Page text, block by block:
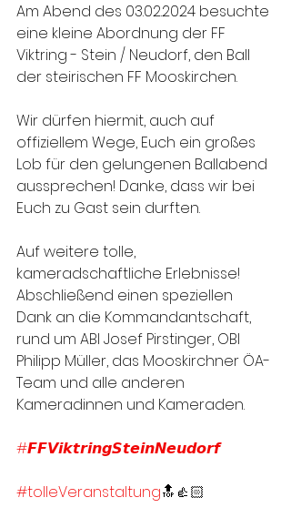
Am Abend des 03.02.2024 besuchte
eine kleine Abordnung der FF
Viktring - Stein / Neudorf, den Ball
der steirischen FF Mooskirchen.
Wir dürfen hiermit, auch auf
offiziellem Wege, Euch ein großes
Lob für den gelungenen Ballabend
aussprechen! Danke, dass wir bei
Euch zu Gast sein durften.
Auf weitere tolle,
kameradschaftliche Erlebnisse!
Abschließend einen speziellen
Dank an die Kommandantschaft,
rund um ABI Josef Pirstinger, OBI
Philipp Müller, das Mooskirchner ÖA-
Team und alle anderen
Kameradinnen und Kameraden.
#𝙁𝙁𝙑𝙞𝙠𝙩𝙧𝙞𝙣𝙜𝙎𝙩𝙚𝙞𝙣𝙉𝙚𝙪𝙙𝙤𝙧𝙛
#tolleVeranstaltung🔝👍🏻